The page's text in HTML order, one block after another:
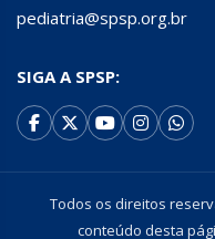
pediatria@spsp.org.br
SIGA A SPSP:
Todos os direitos
conteúdo desta